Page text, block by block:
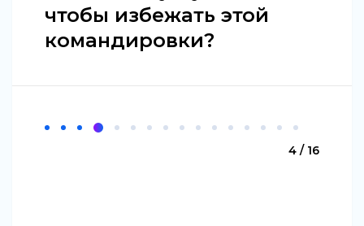
чтобы избежать этой
командировки?
4 / 16